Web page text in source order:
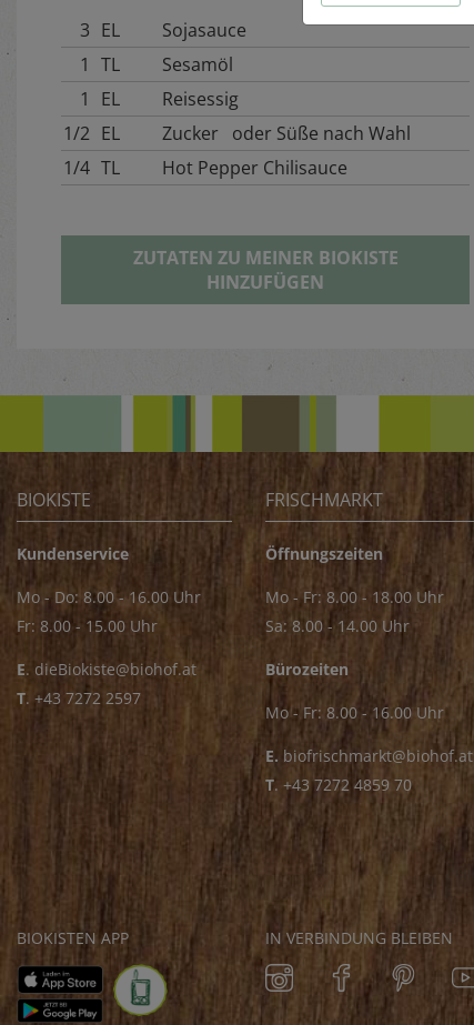
3 EL
Sojasauce
1 TL
Sesamöl
1
EL
Reisessig
1/2 EL
Zucker oder Süße nach Wahl
1/4 TL Hot Pepper Chilisauce
ZUTATEN ZU MEINER BIOKISTE
HINZUFÜGEN
BIOKISTE
Kundenservice
Mo - Do: 8.00 - 16.00 Uhr
Fr: 8.00 - 15.00 Uhr
E. dieBiokiste@biohof.at
T. +43 7272 2597
FRISCHMARKT
Öffnungszeiten
Mo - Fr: 8.00 - 18.00 Uhr
Sa: 8.00 - 14.00 Uhr
Bürozeiten
Mo - Fr: 8.00 - 16.00 Uhr
E. biofrischmarkt@biohof.at
T. +43 7272 4859 70
BIOKISTEN APP IN VERBINDUNG BLEIBEN